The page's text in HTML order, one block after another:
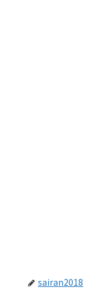
sairan2018